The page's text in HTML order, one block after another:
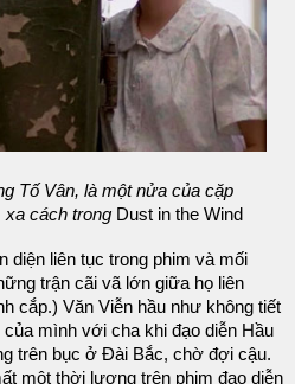
Tố Vân, là một nửa của cặp
xa cách trong Dust in the Wind
diện liên tục trong phim và mối
trận cãi vã lớn giữa họ liên
cắp.) Văn Viễn hầu như không tiết
mình với cha khi đạo diễn Hầu
trên bục ở Đài Bắc, chờ đợi cậu.
một thời lượng trên phim đạo diễn